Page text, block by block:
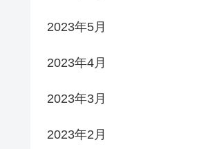
2023年5月
2023年4月
2023年3月
2023年2月